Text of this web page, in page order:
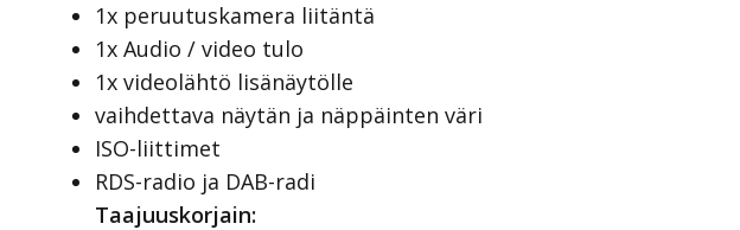
1x peruutuskamera liitäntä
1x Audio / video tulo
1x videolähtö lisänäytölle
vaihdettava näytän ja näppäinten väri
ISO-liittimet
RDS-radio ja DAB-radi
Taajuuskorjain: